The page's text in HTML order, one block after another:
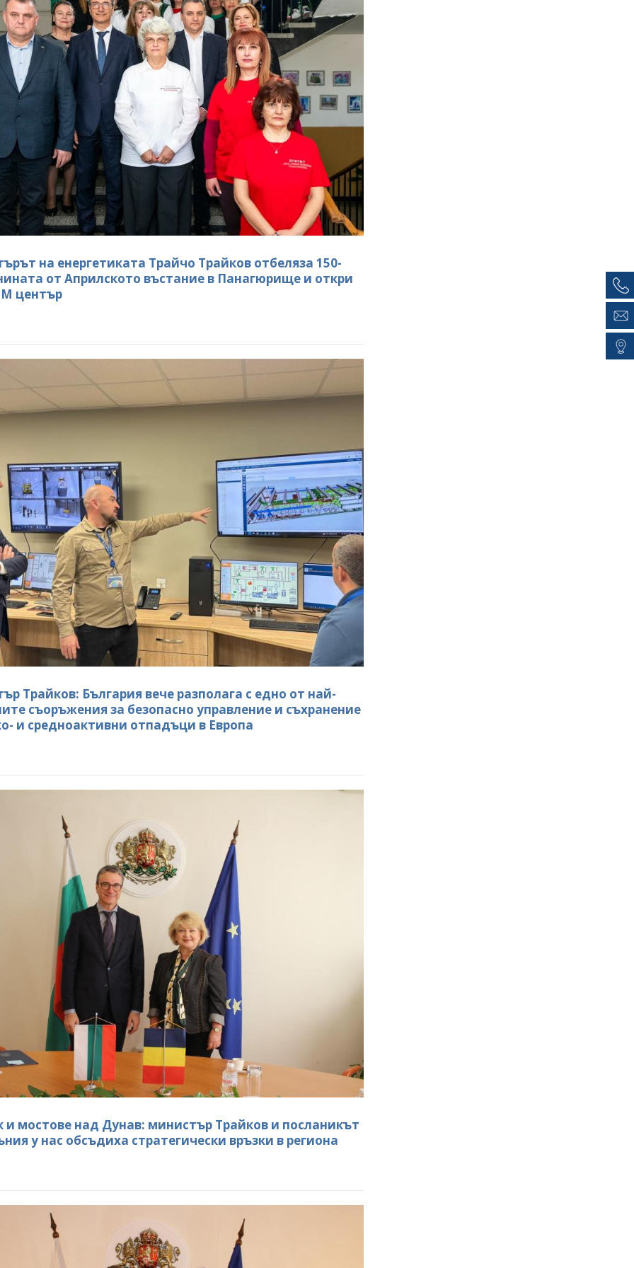
на енергетиката Трайчо Трайков отбеляза 150-
от Априлското въстание в Панагюрище и откри
център
Трайков: България вече разполага с едно от най-
съоръжения за безопасно управление и съхранение
и средноактивни отпадъци в Европа
и мостове над Дунав: министър Трайков и посланикът
у нас обсъдиха стратегически връзки в региона